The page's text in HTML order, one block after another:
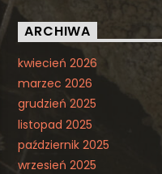
ARCHIWA
kwiecień 2026
marzec 2026
grudzień 2025
listopad 2025
październik 2025
wrzesień 2025